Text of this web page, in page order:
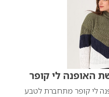
האופנה לי קופר
לי קופר מתחברת לטבע